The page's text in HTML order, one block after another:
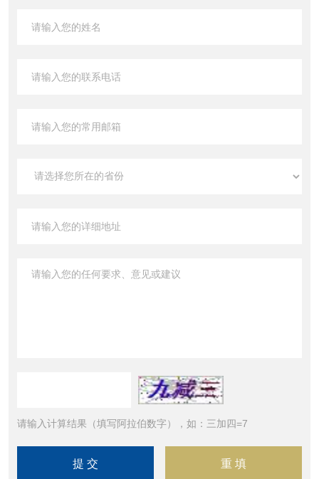
请输入计算结果（填写阿拉伯数字），如：三加四=7